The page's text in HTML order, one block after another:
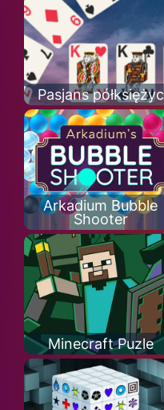
Pasjans półksiężyc
Arkadium Bubble
Shooter
Minecraft Puzle